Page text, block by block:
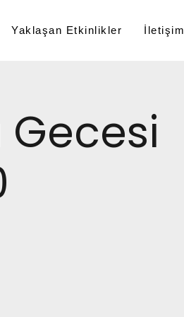
Yaklaşan Etkinlikler İletişim